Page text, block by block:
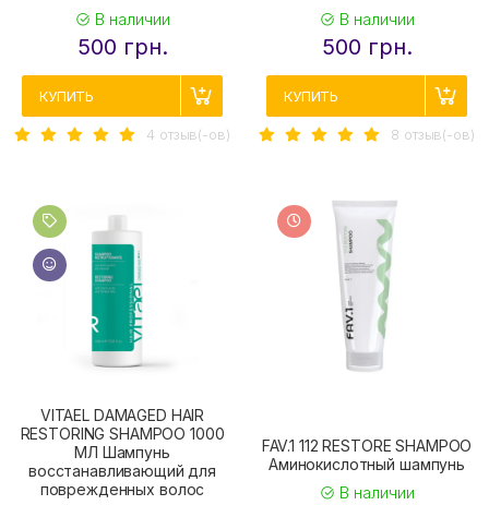
В наличии
500 грн.
КУПИТЬ
4 отзыв(-ов)
В наличии
500 грн.
КУПИТЬ
8 отзыв(-ов)
VITAEL DAMAGED HAIR
RESTORING SHAMPOO 1000
МЛ Шампунь
восстанавливающий для
поврежденных волос
FAV.1 112 RESTORE SHAMPOO
Аминокислотный шампунь
В наличии